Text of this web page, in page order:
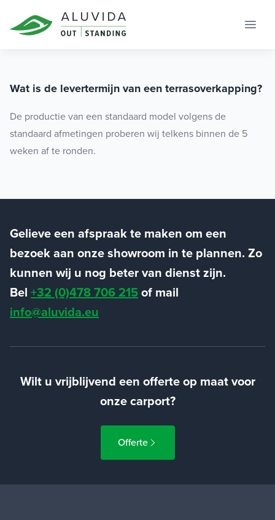
Wat is de levertermijn van een terrasoverkapping?
De productie van een standaard model volgens de
standaard afmetingen proberen wij telkens binnen de 5
weken af te ronden.
Gelieve een afspraak te maken om een
bezoek aan onze showroom in te plannen. Zo
kunnen wij u nog beter van dienst zijn.
Bel +32 (0)478 706 215of mail
info@aluvida.eu
Wilt u vrijblijvend een offerte op maat voor
onze carport?
Offerte